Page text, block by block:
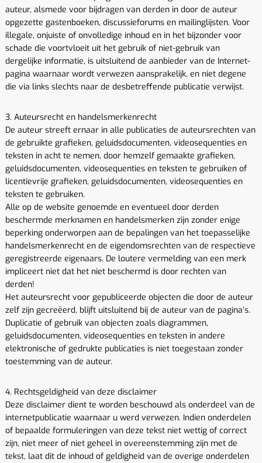
auteur, alsmede voor bijdragen van derden in door de auteur
opgezette gastenboeken, discussieforums en mailinglijsten. Voor
illegale, onjuiste of onvolledige inhoud en in het bijzonder voor
schade die voortvloeit uit het gebruik of niet-gebruik van
dergelijke informatie, is uitsluitend de aanbieder van de Internet-
pagina waarnaar wordt verwezen aansprakelijk, en niet degene
die via links slechts naar de desbetreffende publicatie verwijst.
3. Auteursrecht en handelsmerkenrecht
De auteur streeft ernaar in alle publicaties de auteursrechten van
de gebruikte grafieken, geluidsdocumenten, videosequenties en
teksten in acht te nemen, door hemzelf gemaakte grafieken,
geluidsdocumenten, videosequenties en teksten te gebruiken of
licentievrije grafieken, geluidsdocumenten, videosequenties en
teksten te gebruiken.
Alle op de website genoemde en eventueel door derden
beschermde merknamen en handelsmerken zijn zonder enige
beperking onderworpen aan de bepalingen van het toepasselijke
handelsmerkenrecht en de eigendomsrechten van de respectieve
geregistreerde eigenaars. De loutere vermelding van een merk
impliceert niet dat het niet beschermd is door rechten van
derden!
Het auteursrecht voor gepubliceerde objecten die door de auteur
zelf zijn gecreëerd, blijft uitsluitend bij de auteur van de pagina’s.
Duplicatie of gebruik van objecten zoals diagrammen,
geluidsdocumenten, videosequenties en teksten in andere
elektronische of gedrukte publicaties is niet toegestaan zonder
toestemming van de auteur.
4. Rechtsgeldigheid van deze disclaimer
Deze disclaimer dient te worden beschouwd als onderdeel van de
internetpublicatie waarnaar u werd verwezen. Indien onderdelen
of bepaalde formuleringen van deze tekst niet wettig of correct
zijn, niet meer of niet geheel in overeenstemming zijn met de
tekst, laat dit de inhoud of geldigheid van de overige onderdelen